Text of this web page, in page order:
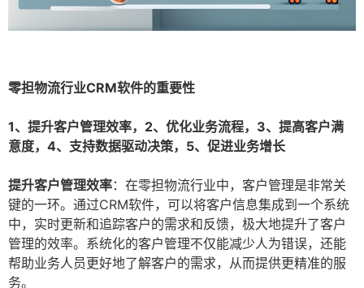
零担物流行业CRM软件的重要性
1、提升客户管理效率，2、优化业务流程，3、提高客户满
意度，4、支持数据驱动决策，5、促进业务增长
提升客户管理效率：在零担物流行业中，客户管理是非常关
键的一环。通过CRM软件，可以将客户信息集成到一个系统
中，实时更新和追踪客户的需求和反馈，极大地提升了客户
管理的效率。系统化的客户管理不仅能减少人为错误，还能
帮助业务人员更好地了解客户的需求，从而提供更精准的服
务。